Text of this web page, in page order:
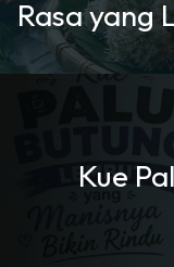
Rasa yang
Kue